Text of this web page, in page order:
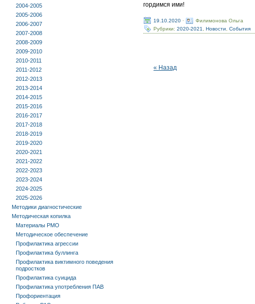
гордимся ими!
19.10.2020 ·
Филимонова Ольга
Рубрики:2020-2021 ,Новости ,События
« Назад
2004-2005
2005-2006
2006-2007
2007-2008
2008-2009
2009-2010
2010-2011
2011-2012
2012-2013
2013-2014
2014-2015
2015-2016
2016-2017
2017-2018
2018-2019
2019-2020
2020-2021
2021-2022
2022-2023
2023-2024
2024-2025
2025-2026
Методики диагностические
Методическая копилка
Материалы РМО
Методическое обеспечение
Профилактика агрессии
Профилактика буллинга
Профилактика виктимного поведения
подростков
Профилактика суицида
Профилактика употребления ПАВ
Профориентация